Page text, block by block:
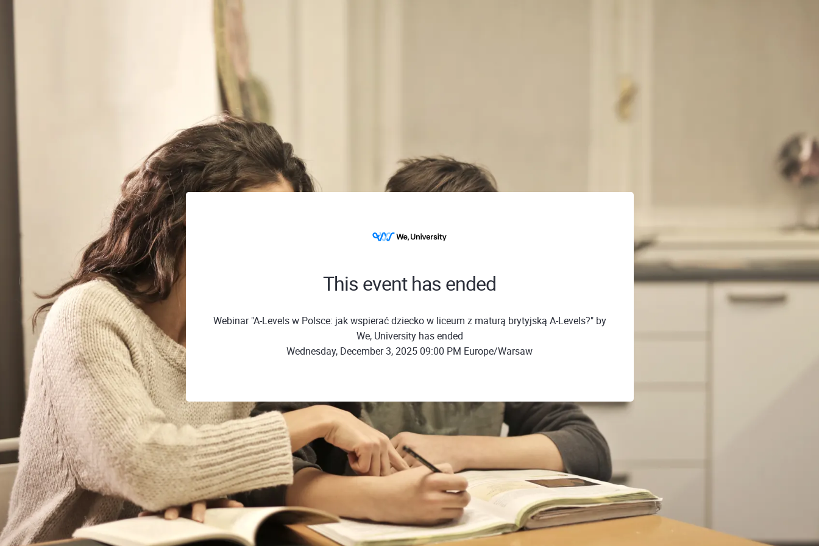
This event has ended
Webinar "A-Levels w Polsce: jak wspierać dziecko w liceum z maturą brytyjską A-Levels?" by
We, University has ended
Wednesday, December 3, 2025 09:00 PM Europe/Warsaw